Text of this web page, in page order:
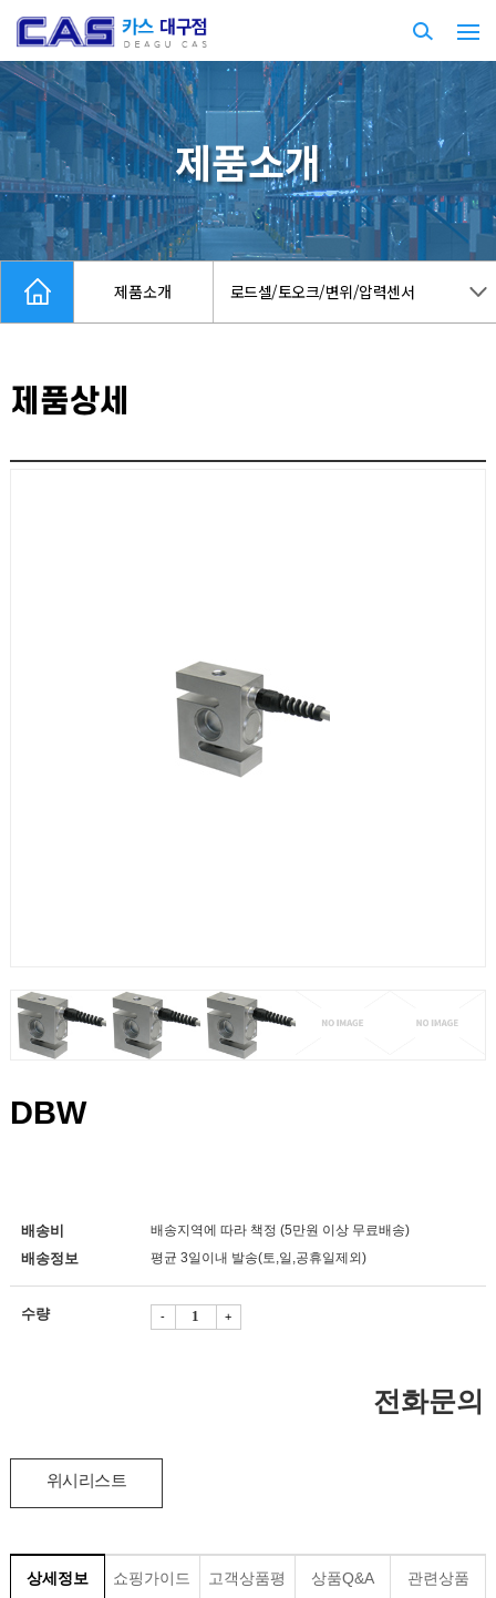
제품소개
제품소개 로드셀/토오크/변위/압력센서
제품상세
DBW
배송비 배송지역에 따라 책정 (5만원 이상 무료배송)
배송정보 평균 3일이내 발송(토,일,공휴일제외)
수량 - +
전화문의
위시리스트
상세정보 쇼핑가이드 고객상품평 상품Q&A 관련상품